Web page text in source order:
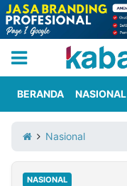
Iklan
Berita
Kami
BERANDA NASIONAL
Nasional
NASIONAL